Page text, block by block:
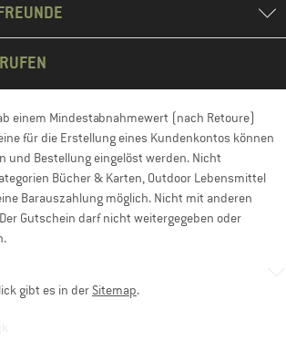
einem Mindestabnahmewert (nach Retoure)
für die Erstellung eines Kundenkontos können
und Bestellung eingelöst werden. Nicht
Bücher & Karten, Outdoor Lebensmittel
Barauszahlung möglich. Nicht mit anderen
Gutschein darf nicht weitergegeben oder
gibt es in der Sitemap.